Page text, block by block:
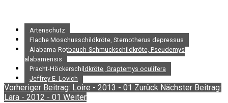
Artenschutz
Flache Moschusschildkröte, Sternotherus depressus
Alabama-Rotbauch-Schmuckschildkröte, Pseudemys
alabamensis
Pracht-Höckerschildkröte, Graptemys oculifera
Jeffrey E. Lovich
Vorheriger Beitrag: Loire - 2013 - 01 Zurück Nächster Beitrag:
Lara - 2012 - 01 Weiter